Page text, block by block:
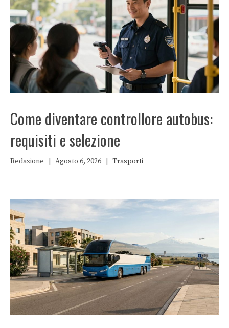
Come diventare controllore autobus:
requisiti e selezione
Redazione Agosto 6, 2026 Trasporti